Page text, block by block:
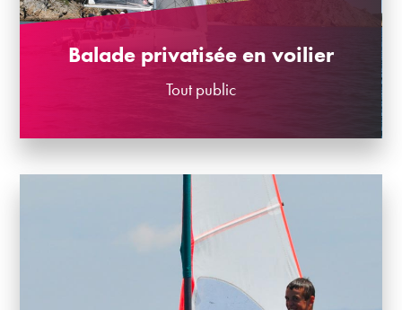
Balade privatisée en voilier
Tout public